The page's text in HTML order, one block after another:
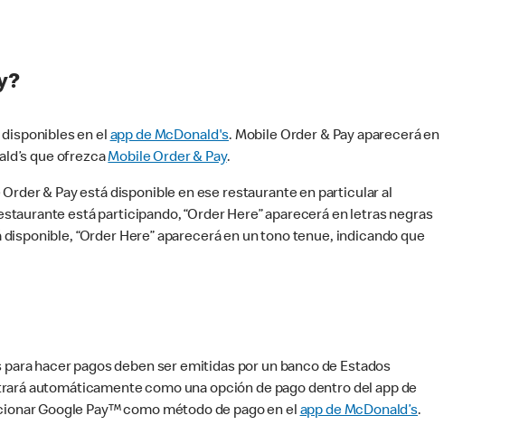
en elapp de McDonald's. Mobile Order & Pay aparecerá en
que ofrezcaMobile Order & Pay.
& Pay está disponible en ese restaurante en particular al
está participando, “Order Here” aparecerá en letras negras
“Order Here” aparecerá en un tono tenue, indicando que
hacer pagos deben ser emitidas por un banco de Estados
automáticamente como una opción de pago dentro del app de
Google Pay™ como método de pago en elapp de McDonald’s.